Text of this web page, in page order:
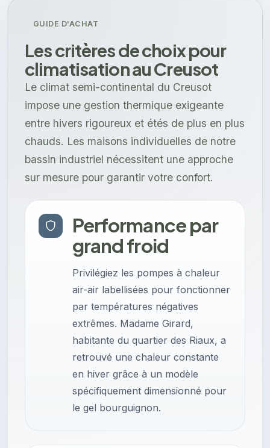
GUIDE D'ACHAT
Les critères de choix pour
climatisation au Creusot
Le climat semi-continental du Creusot
impose une gestion thermique exigeante
entre hivers rigoureux et étés de plus en plus
chauds. Les maisons individuelles de notre
bassin industriel nécessitent une approche
sur mesure pour garantir votre confort.
Performance par
grand froid
Privilégiez les pompes à chaleur
air-air labellisées pour fonctionner
par températures négatives
extrêmes. Madame Girard,
habitante du quartier des Riaux, a
retrouvé une chaleur constante
en hiver grâce à un modèle
spécifiquement dimensionné pour
le gel bourguignon.